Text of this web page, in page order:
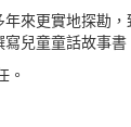
來更實地探勘
兒童童話故事
。